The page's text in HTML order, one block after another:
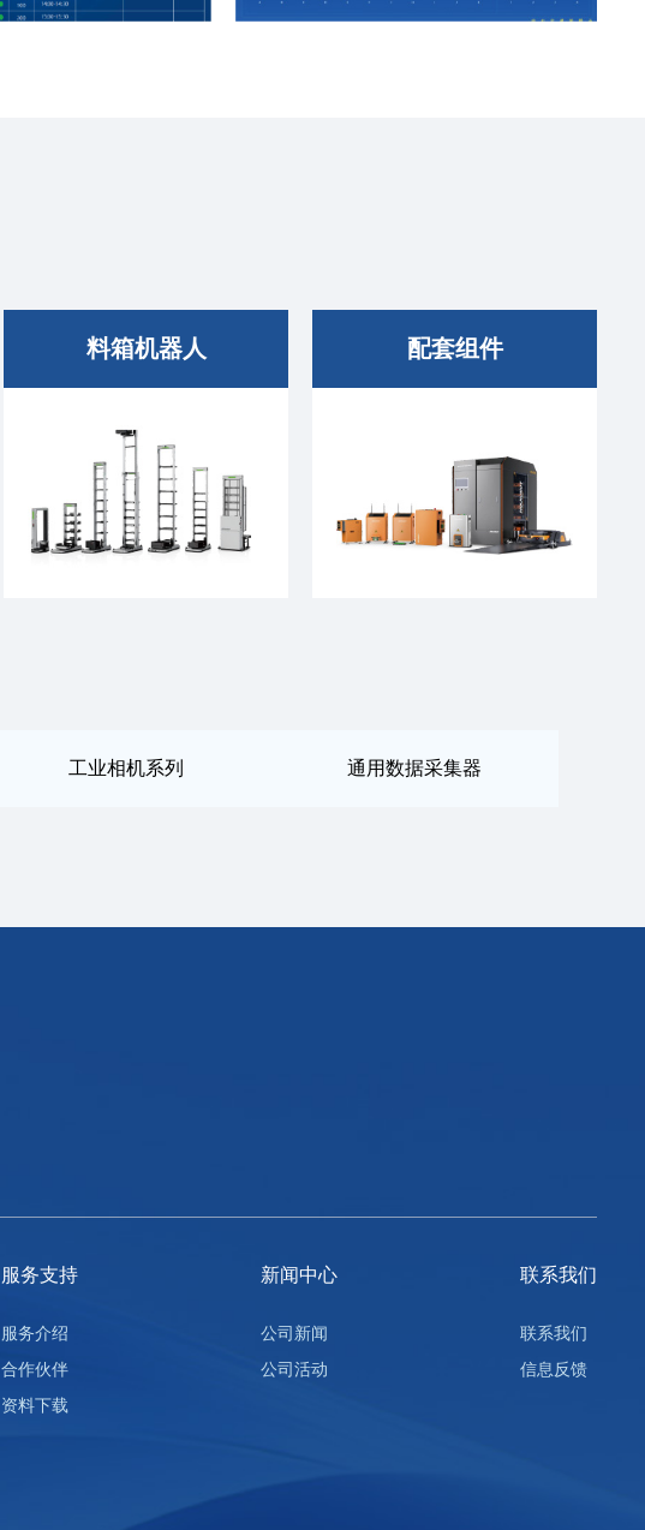
料箱机器人 配套组件
工业相机系列 通用数据采集器
服务支持
服务介绍
合作伙伴
资料下载
新闻中心
公司新闻
公司活动
联系我们
联系我们
信息反馈